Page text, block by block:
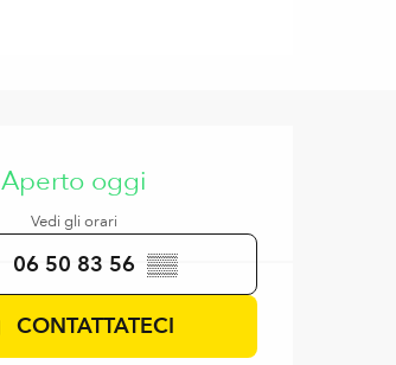
Aperto oggi
Vedi gli orari
06 50 83 56 ▒▒
CONTATTATECI